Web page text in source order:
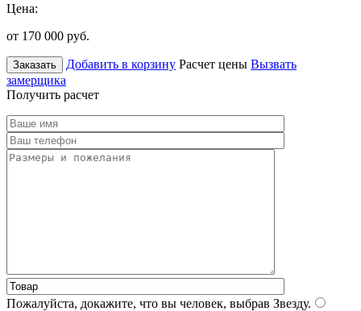
Цена:
от 170 000 руб.
Заказать Добавить в корзину Расчет цены Вызвать
замерщика
Получить расчет
Пожалуйста, докажите, что вы человек, выбрав Звезду.